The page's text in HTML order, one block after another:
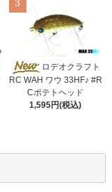
3
ロデオクラフト
RC WAH ワウ 33HF♪ #R
Cポテトヘッド
1,595円(税込)